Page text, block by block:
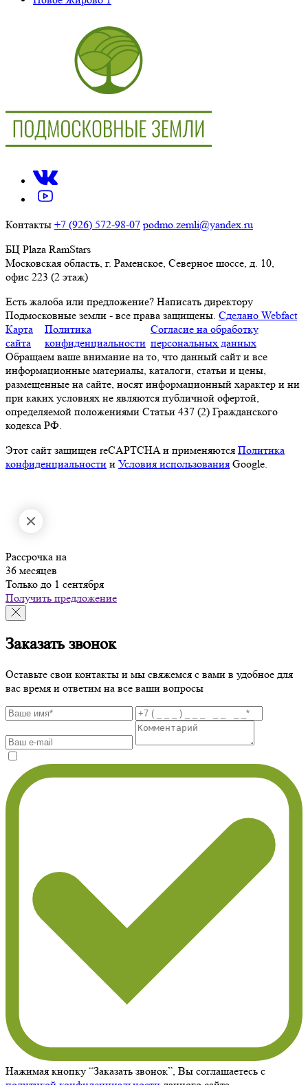
Контакты +7 (926) 572-98-07 podmo.zemli@yandex.ru
БЦ Plaza RamStars
Московская область, г. Раменское, Северное шоссе, д. 10,
офис 223 (2 этаж)
Есть жалоба или предложение? Написать директору
Подмосковные земли - все права защищены. Сделано Webfact
Карта
сайта
Политика
конфиденциальности
Согласие на обработку
персональных данных
Обращаем ваше внимание на то, что данный сайт и все
информационные материалы, каталоги, статьи и цены,
размещенные на сайте, носят информационный характер и ни
при каких условиях не являются публичной офертой,
определяемой положениями Статьи 437 (2) Гражданского
кодекса РФ.
Этот сайт защищен reCAPTCHA и применяются Политика
конфиденциальности и Условия использования Google.
Рассрочка на
36 месяцев
Только до 1 сентября
Получить предложение
Заказать звонок
Оставьте свои контакты и мы свяжемся с вами в удобное для
вас время и ответим на все ваши вопросы
Нажимая кнопку “Заказать звонок”, Вы соглашаетесь с